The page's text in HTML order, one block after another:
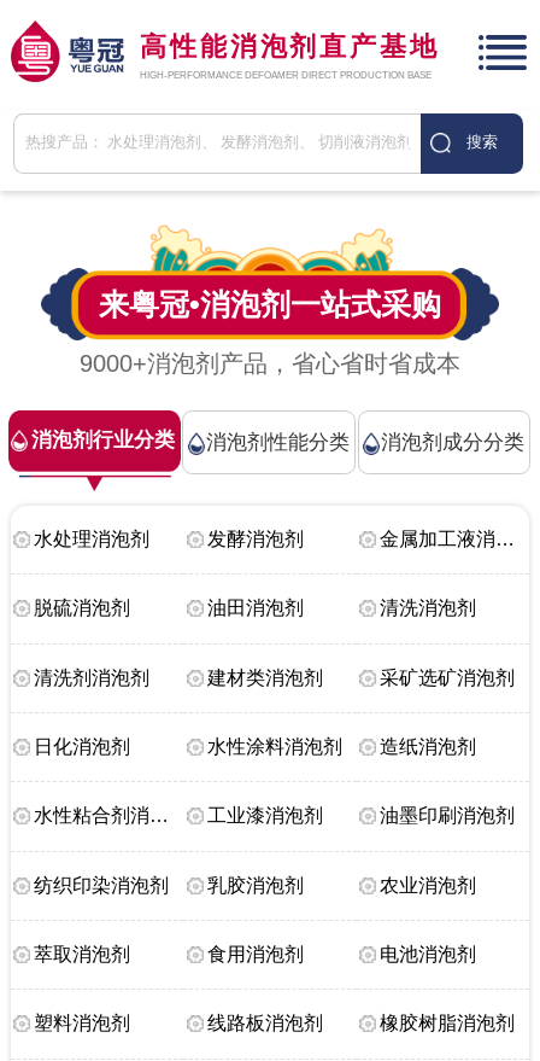
高性能消泡剂直产基地
HIGH-PERFORMANCE DEFOAMER DIRECT PRODUCTION BASE
来粤冠•消泡剂 一站式采购
9000+消泡剂产品，省心省时省成本
消泡剂行业分类
水处理消泡剂 发酵消泡剂 金属加工液消泡剂
脱硫消泡剂 油田消泡剂 清洗消泡剂
清洗剂消泡剂 建材类消泡剂 采矿选矿消泡剂
日化消泡剂 水性涂料消泡剂 造纸消泡剂
水性粘合剂消泡剂 工业漆消泡剂 油墨印刷消泡剂
纺织印染消泡剂 乳胶消泡剂 农业消泡剂
萃取消泡剂 食用消泡剂 电池消泡剂
塑料消泡剂 线路板消泡剂 橡胶树脂消泡剂
消泡剂性能分类 消泡剂成分分类